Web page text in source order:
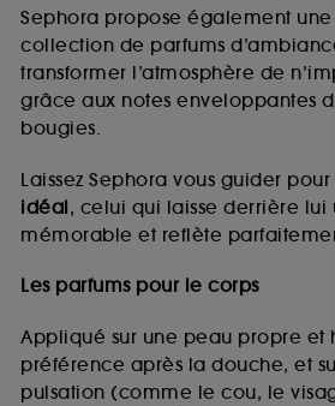
Sephora propose également
collection de parfums
transformer l’atmosphère de
grâce aux notes enveloppantes
bougies.
Laissez Sephora vous guider
idéal, celui qui laisse derrière lui
mémorable et reflète
Les parfums pour le corps
Appliqué sur une peau propre et
préférence après la douche, et
pulsation (comme le cou, le
de vous plaire via des
sites tiers et sur les réseaux
des pages que vous avez
navigation, et de l'historique de
d’en améliorer la performance.
Cookies de sécurisation des
fraudes aux moyens de
usurpations d’identité.
Cookies fonctionnels :il s’agit
permettant l’affichage et/ou la
certaines fonctionnalités du site,